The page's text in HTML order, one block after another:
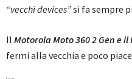
“vecchi devices”si fa sempre
Il Motorola Moto 360 2 Gen e
fermi alla vecchia e poco